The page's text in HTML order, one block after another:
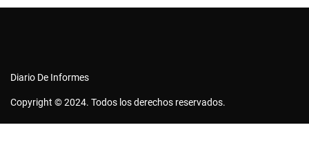
Diario De Informes
Copyright © 2024. Todos los derechos reservados.